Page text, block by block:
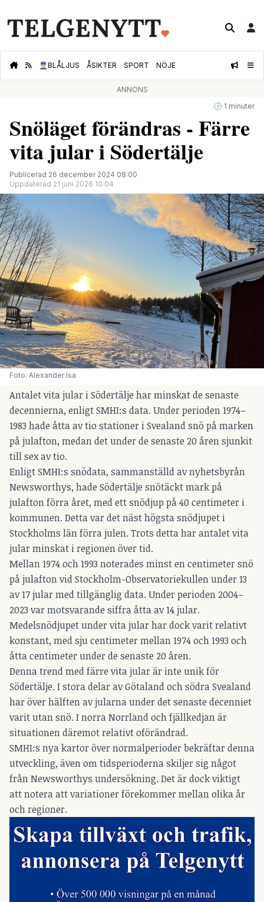
👮🏻‍♂️BLÅLJUS ÅSIKTER SPORT NÖJE
ANNONS
🕝 1 minuter
Snöläget förändras - Färre
vita jular i Södertälje
Publicerad 26 december 2024 08:00
Uppdaterad 21 juni 2026 10:04
Foto: Alexander Isa
Antalet vita jular i Södertälje har minskat de senaste
decennierna, enligt SMHI:s data. Under perioden 1974–
1983 hade åtta av tio stationer i Svealand snö på marken
på julafton, medan det under de senaste 20 åren sjunkit
till sex av tio.
Enligt SMHI:s snödata, sammanställd av nyhetsbyrån
Newsworthys, hade Södertälje snötäckt mark på
julafton förra året, med ett snödjup på 40 centimeter i
kommunen. Detta var det näst högsta snödjupet i
Stockholms län förra julen. Trots detta har antalet vita
jular minskat i regionen över tid.
Mellan 1974 och 1993 noterades minst en centimeter snö
på julafton vid Stockholm-Observatoriekullen under 13
av 17 jular med tillgänglig data. Under perioden 2004–
2023 var motsvarande siffra åtta av 14 jular.
Medelsnödjupet under vita jular har dock varit relativt
konstant, med sju centimeter mellan 1974 och 1993 och
åtta centimeter under de senaste 20 åren.
Denna trend med färre vita jular är inte unik för
Södertälje. I stora delar av Götaland och södra Svealand
har över hälften av jularna under det senaste decenniet
varit utan snö. I norra Norrland och fjällkedjan är
situationen däremot relativt oförändrad.
SMHI:s nya kartor över normalperioder bekräftar denna
utveckling, även om tidsperioderna skiljer sig något
från Newsworthys undersökning. Det är dock viktigt
att notera att variationer förekommer mellan olika år
och regioner.